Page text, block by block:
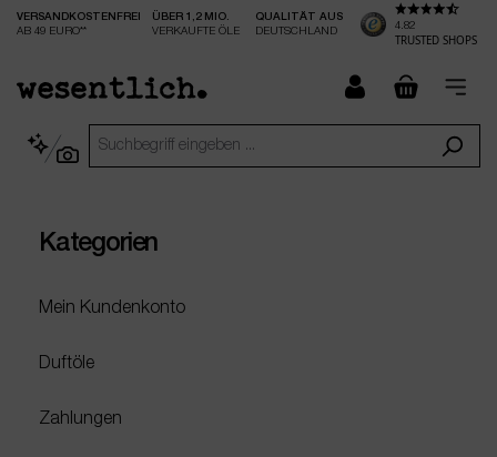
springen
VERSANDKOSTENFREI
AB 49 EURO**
ÜBER 1,2 MIO.
VERKAUFTE ÖLE
QUALITÄT AUS
DEUTSCHLAND
4.82
TRUSTED SHOPS
Kategorien
Mein Kundenkonto
Duftöle
Zahlungen